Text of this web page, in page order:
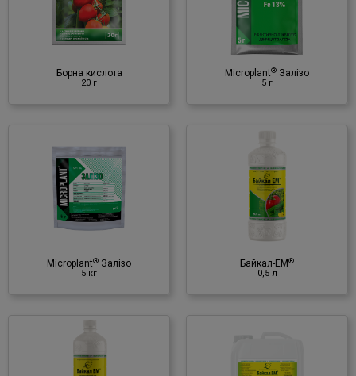
Борна кислота
20 г
Microplant® Залізо
5 г
Мінеральне добриво
Microplant® Залізо
5 кг
Байкал-ЕМ ®
0,5 л
Байкал-ЕМ
0,5 л
Мікробіологічний препарат
Байкал-ЕМ
10 л